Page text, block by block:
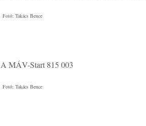
Fotó: Takács Bence
A MÁV-Start 815 003
Fotó: Takács Bence